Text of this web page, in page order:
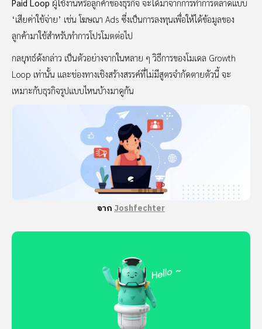
Paid Loop ผู้ใช้งานหรือลูกค้าของธุรกิจ จะได้มาจากการทำการตลาดแบบ
‘เสียค่าใช้จ่าย’ เช่น โฆษณา Ads ซึ่งเป็นการลงทุนเพื่อให้ได้ข้อมูลของ
ลูกค้ามาใช้สำหรับทำการโปรโมตต่อไป
กลยุทธ์ดังกล่าว เป็นตัวอย่างจากในหลาย ๆ วิธีการของโมเดล Growth
Loop เท่านั้น และช่องทางเชิงสร้างสรรค์ที่ไม่มีสูตรจำกัดตายตัวนี้ จะ
เหมาะกับธุรกิจรูปแบบไหนบ้างมาดูกัน
จากJoshfechter